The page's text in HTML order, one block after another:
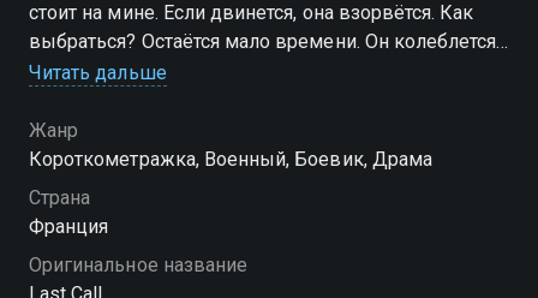
стоит на мине. Если двинется, она взорвётся. Как
выбраться? Остаётся мало времени. Он колеблется.
Ждёт. Устаёт. Пора сделать последний звонок
Читать дальше
Жанр
Короткометражка, Военный, Боевик, Драма
Страна
Франция
Оригинальное название